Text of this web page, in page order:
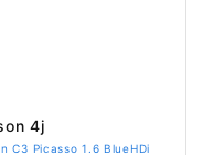
4j
C3 Picasso 1.6 BlueHDi